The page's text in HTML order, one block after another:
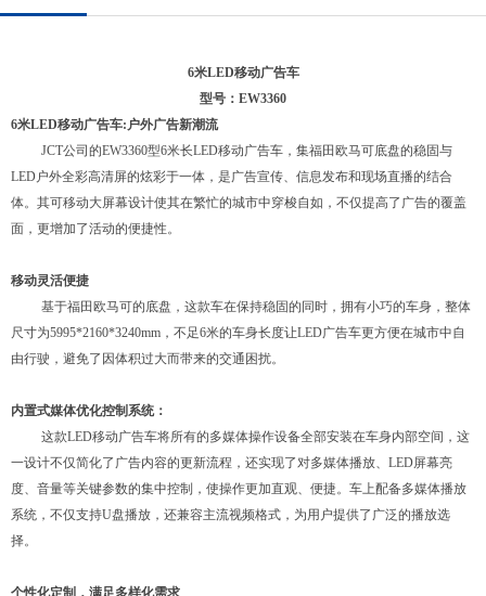
6米LED移动广告车
型号： EW3360
6米LED移动广告车: 户外广告新潮流
JCT公司的EW3360型6米长LED移动广告车，集福田欧马可底盘的稳固与
LED户外全彩高清屏的炫彩于一体，是广告宣传、信息发布和现场直播的结合
体。其可移动大屏幕设计使其在繁忙的城市中穿梭自如，不仅提高了广告的覆盖
面，更增加了活动的便捷性。
移动灵活便捷
基于福田欧马可的底盘，这款车在保持稳固的同时，拥有小巧的车身， 整体
尺寸为5995*2160*3240mm，不足6米的车身长度让LED广告车更方便在城市中自
由行驶，避免了因体积过大而带来的交通困扰。
内置式媒体优化控制系统：
这款LED移动广告车将所有的多媒体操作设备全部安装在车身内部空间，这
一设计不仅简化了广告内容的更新流程，还实现了对多媒体播放、 LED屏幕亮
度、音量等关键参数的集中控制，使操作更加直观、便捷。 车上配备多媒体播放
系统，不仅支持U盘播放，还兼容主流视频格式，为用户提供了广泛的播放选
择。
个性化定制，满足多样化需求